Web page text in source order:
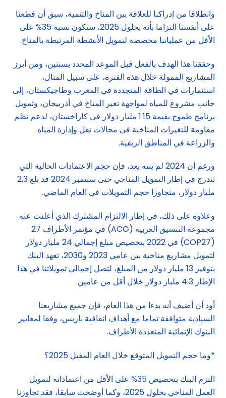
وانطلاقا من إدراكنا للعلاقة بين المناخ والتنمية، سبق أن قطعنا
على أنفسنا التزاما بأنه بحلول 2025، ستكون نسبة 35% على
الأقل من عملياتنا مخصصة لتمويل الأنشطة المرتبطة بالمناخ.
وحققنا هذا الهدف بالفعل قبل الموعد المحدد بسنتين، ومن أبرز
المشاريع الممولة خلال هذه الفترة، على سبيل المثال،
استثمارات في الطاقة المتجددة في المغرب وطاجيكستان، إلى
جانب مشروع للمياه لمواجهة تغير المناخ في أذربيجان، وتمويل
برنامج طموح بقيمة 1.15 مليار دولار في كازاخستان، لدعم نظم
مقاومة للتغيرات المناخية في مجالات نقل وإدارة المياه
والزراعة في المناطق الريفية.
ورغم أن 2024 لم ينته بعد، فإن حجم الاعتمادات الحالية التي
تندرج في إطار التمويل المناخي حتى سبتمبر 2024 قد بلغ 2.3
مليار دولار، متجاوزا حجم التمويلات في العام الماضي.
وعلاوة على ذلك، في إطار الالتزام المشترك الذي أعلنت عنه
مجموعة التنسيق العربية (ACG) في مؤتمر الأطراف 27
(COP27) في 2022 بتخصيص مبلغ إجمالي 24 مليار دولار
لتمويل مشاريع مناخية بين عامي 2023 و2030، تعهد البنك
بتوفير 13 مليار دولار من المبلغ، لتصل إجمالي تمويلاتنا في هذا
الإطار 4.3 مليار دولار خلال أقل من عامين.
أود أن أضيف أنه بدءا من هذا العام، فإن جميع مشاريعنا
السيادية متوافقة تماما مع أهداف اتفاقية باريس، وفقا لمعايير
البنوك الإنمائية المتعددة الأطراف.
*وما حجم التمويل المتوقع خلال العام المقبل 2025؟
التزم البنك بتخصيص 35% على الأقل من اعتماداته لتمويل
العمل المناخي بحلول 2025، وكما أوضحت سابقا، فقد تجاوزنا